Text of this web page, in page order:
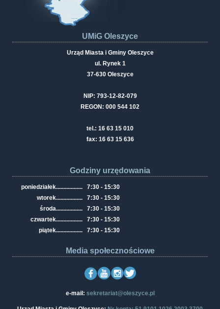
UMiG Oleszyce
Urząd Miasta i Gminy Oleszyce
ul. Rynek 1
37-630 Oleszyce
NIP: 793-12-82-079
REGON: 000 544 102
tel.: 16 63 15 010
fax: 16 63 15 636
Godziny urzędowania
poniedziałek..................
7:30 - 15:30
wtorek..................
7:30 - 15:30
środa..................
7:30 - 15:30
czwartek..................
7:30 - 15:30
piątek.................. 7:30 - 15:30
Media społecznościowe
e-mail: sekretariat@oleszyce.pl